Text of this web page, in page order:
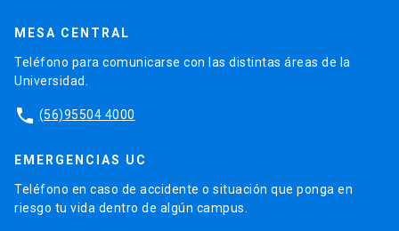
MESA CENTRAL
Teléfono para comunicarse con las distintas áreas de la
Universidad.
phone (56)95504 4000
EMERGENCIAS UC
Teléfono en caso de accidente o situación que ponga en
riesgo tu vida dentro de algún campus.